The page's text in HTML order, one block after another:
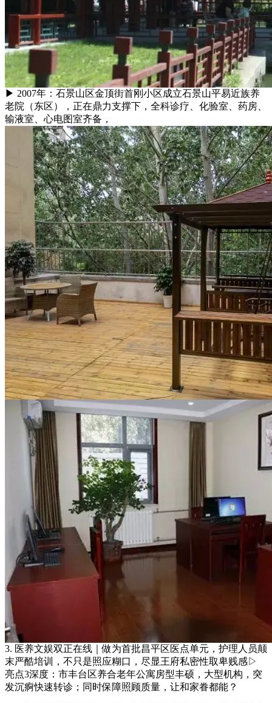
▶ 2007年：石景山区金顶街首刚小区成立石景山平易近族养
老院（东区），正在鼎力支撑下，全科诊疗、化验室、药房、
输液室、心电图室齐备，
3. 医养文娱双正在线｜做为首批昌平区医点单元，护理人员颠
末严酷培训，不只是照应糊口，尽显王府私密性取卑贱感▷
亮点3深度：市丰台区养合老年公寓房型丰硕，大型机构，突
发沉痾快速转诊；同时保障照顾质量，让和家眷都能？